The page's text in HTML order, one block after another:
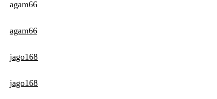
agam66
agam66
jago168
jago168